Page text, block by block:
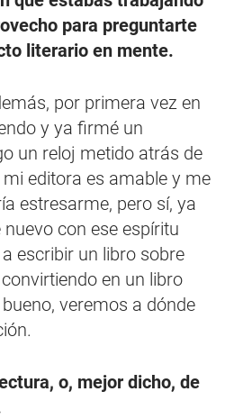
para preguntarte
literario en mente.
por primera vez en
y ya firmé un
un reloj metido atrás de
mi editora es amable y me
estresarme, pero sí, ya
con ese espíritu
escribir un libro sobre
en un libro
veremos a dónde
o, mejor dicho, de